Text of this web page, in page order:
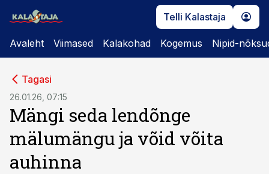
Telli Kalastaja
Avaleht Viimased Kalakohad Kogemus Nipid-
Tagasi
26.01.26, 07:15
Mängi seda lendõnge
mälumängu ja võid võita
auhinna